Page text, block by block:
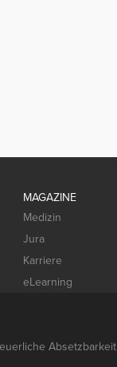
MAGAZINE
Medizin
Jura
Karriere
eLearning
Absetzbarkeit